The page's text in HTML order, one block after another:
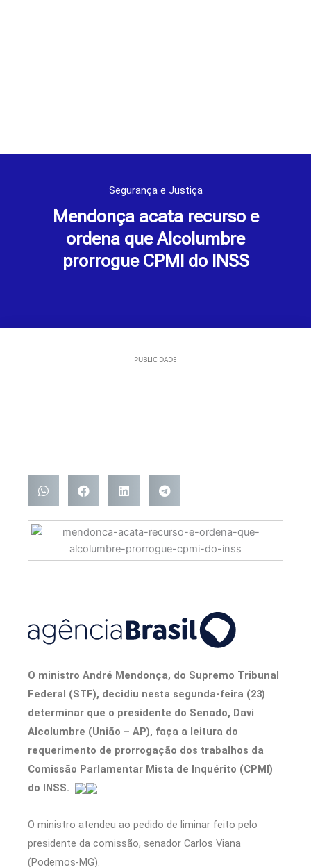
Segurança e Justiça
Mendonça acata recurso e
ordena que Alcolumbre
prorrogue CPMI do INSS
PUBLICIDADE
O ministro André Mendonça, do Supremo Tribunal
Federal (STF), decidiu nesta segunda-feira (23)
determinar que o presidente do Senado, Davi
Alcolumbre (União – AP), faça a leitura do
requerimento de prorrogação dos trabalhos da
Comissão Parlamentar Mista de Inquérito (CPMI)
do INSS.
O ministro atendeu ao pedido de liminar feito pelo
presidente da comissão, senador Carlos Viana
(Podemos-MG).